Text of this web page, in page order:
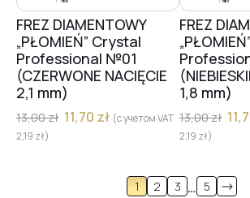
FREZ DIAMENTOWY
„PŁOMIEŃ” Crystal
Professional №01
(CZERWONE NACIĘCIE
2,1 mm)
13,00zł 11,70 zł (с учетом VAT
2,19 zł)
FREZ
1,8 mm)
13,00zł
2,19 zł)
1 2 3 … 5